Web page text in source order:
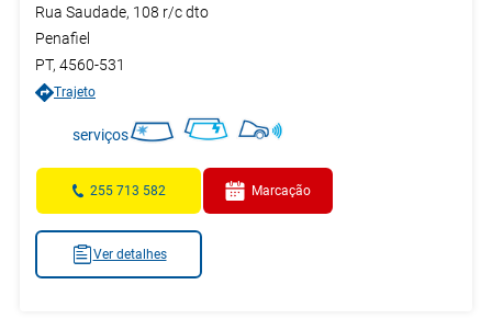
Rua Saudade, 108 r/c dto
Penafiel
PT, 4560-531
Trajeto
serviços
255 713 582 Marcação
Ver detalhes